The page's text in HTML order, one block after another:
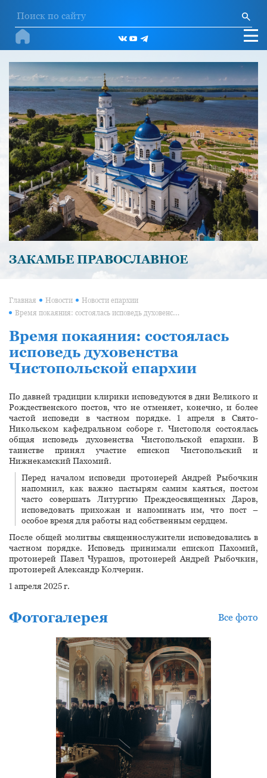
ЗАКАМЬЕ ПРАВОСЛАВНОЕ
Главная Новости Новости епархии
Время покаяния: состоялась исповедь духовенства Чистопольской епархии
Время покаяния: состоялась
исповедь духовенства
Чистопольской епархии
По давней традиции клирики исповедуются в дни Великого и
Рождественского постов, что не отменяет, конечно, и более
частой исповеди в частном порядке. 1 апреля в Свято-
Никольском кафедральном соборе г. Чистополя состоялась
общая исповедь духовенства Чистопольской епархии. В
таинстве принял участие епископ Чистопольский и
Нижнекамский Пахомий.
Перед началом исповеди протоиерей Андрей Рыбочкин
напомнил, как важно пастырям самим каяться, постом
часто совершать Литургию Преждеосвященных Даров,
исповедовать прихожан и напоминать им, что пост –
особое время для работы над собственным сердцем.
После общей молитвы священнослужители исповедовались в
частном порядке. Исповедь принимали епископ Пахомий,
протоиерей Павел Чурашов, протоиерей Андрей Рыбочкин,
протоиерей Александр Колчерин.
1 апреля 2025 г.
Фотогалерея Все фото